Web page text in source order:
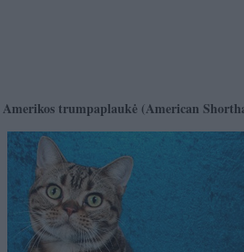
Amerikos trumpaplaukė (American